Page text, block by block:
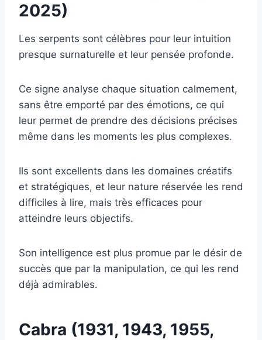
2025)
Les serpents sont célèbres pour leur intuition
presque surnaturelle et leur pensée profonde.
Ce signe analyse chaque situation calmement,
sans être emporté par des émotions, ce qui
leur permet de prendre des décisions précises
même dans les moments les plus complexes.
Ils sont excellents dans les domaines créatifs
et stratégiques, et leur nature réservée les rend
difficiles à lire, mais très efficaces pour
atteindre leurs objectifs.
Son intelligence est plus promue par le désir de
succès que par la manipulation, ce qui les rend
déjà admirables.
Cabra (1931, 1943, 1955,